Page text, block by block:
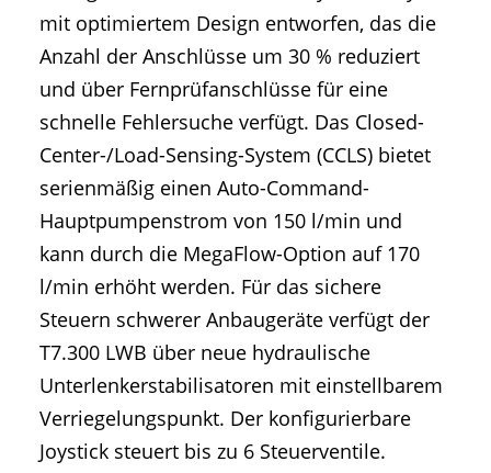
mit optimiertem Design entworfen, das die
Anzahl der Anschlüsse um 30 % reduziert
und über Fernprüfanschlüsse für eine
schnelle Fehlersuche verfügt. Das Closed-
Center-/Load-Sensing-System (CCLS) bietet
serienmäßig einen Auto-Command-
Hauptpumpenstrom von 150 l/min und
kann durch die MegaFlow-Option auf 170
l/min erhöht werden. Für das sichere
Steuern schwerer Anbaugeräte verfügt der
T7.300 LWB über neue hydraulische
Unterlenkerstabilisatoren mit einstellbarem
Verriegelungspunkt. Der konfigurierbare
Joystick steuert bis zu 6 Steuerventile.